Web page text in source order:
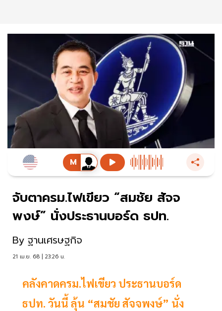
จับตาครม.ไฟเขียว “สมชัย สัจจ
พงษ์” นั่งประธานบอร์ด ธปท.
By ฐานเศรษฐกิจ
21 เม.ย. 68 | 23:26 น.
คลังคาดครม.ไฟเขียว ประธานบอร์ด
ธปท. วันนี้ ลุ้น “สมชัย สัจจพงษ์” นั่ง